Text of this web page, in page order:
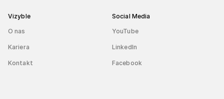
Vizyble
O nas
Kariera
Kontakt
Social Media
YouTube
LinkedIn
Facebook